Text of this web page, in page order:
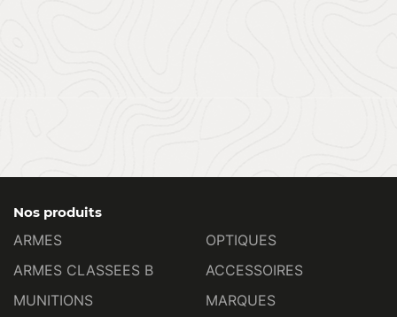
Nos produits
ARMES
ARMES CLASSEES B
MUNITIONS
OPTIQUES
ACCESSOIRES
MARQUES